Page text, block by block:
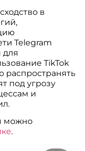
в
Telegram
TikTok
распространять
под угрозу
и
можно
.